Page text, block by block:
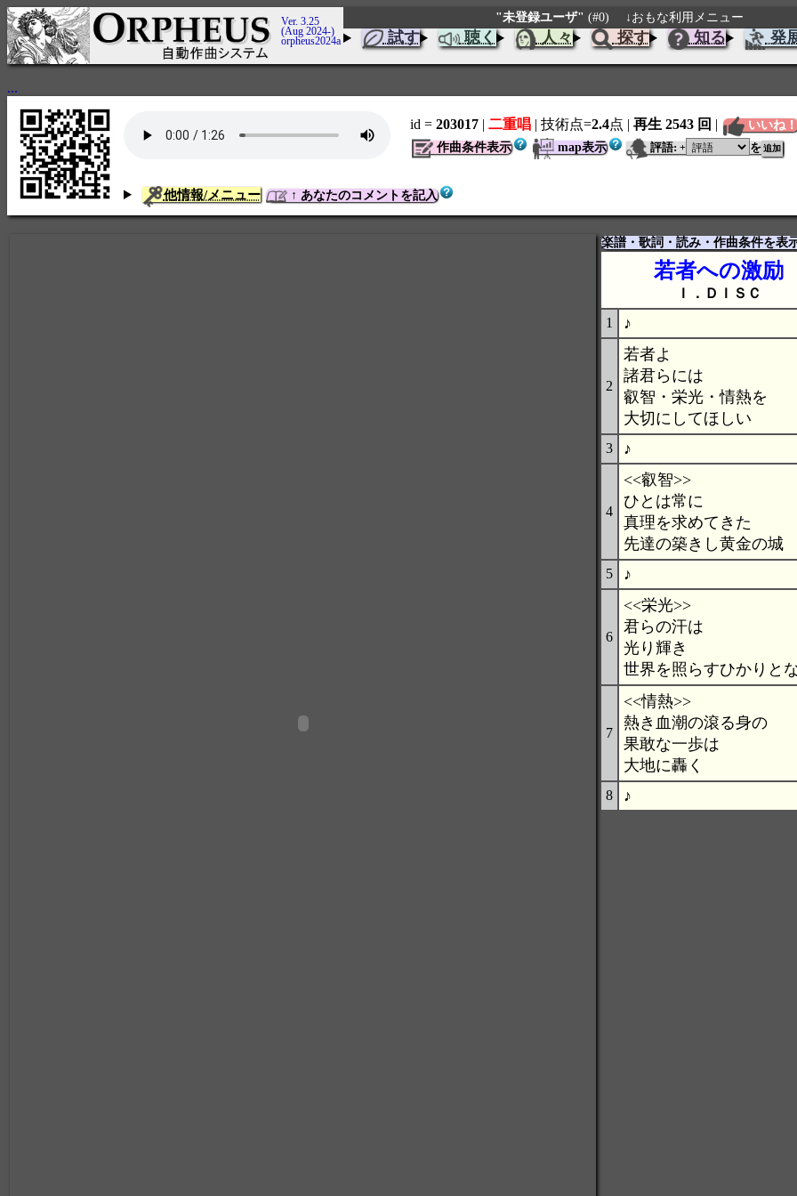
Ver. 3.25
(Aug 2024-)
orpheus2024a
"未登録ユーザ" (#0) ↓おもな利用メニュー
試す 聴く 人々 探す 知る 発
...
id = 203017 | 二重唱 | 技術点=2.4点 | 再生 2543 回 | いいね！
作曲条件表示 map表示 評語: + を
他情報/メニュー ↑ あなたのコメントを記入
楽譜・歌詞・読み・作曲条件を表
若者への激励
Ｉ．ＤＩＳＣ
1
♪
2
若者よ
諸君らには
叡智・栄光・情熱を
大切にしてほしい
3 ♪
4
<<叡智>>
ひとは常に
真理を求めてきた
先達の築きし黄金の城
5 ♪
6
<<栄光>>
君らの汗は
光り輝き
世界を照らすひかりと
7
<<情熱>>
熱き血潮の滾る身の
果敢な一歩は
大地に轟く
8 ♪